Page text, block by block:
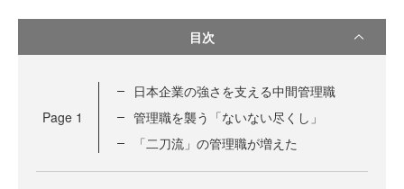
目次
Page 1
日本企業の強さを支える中間管理職
管理職を襲う「ないない尽くし」
「二刀流」の管理職が増えた